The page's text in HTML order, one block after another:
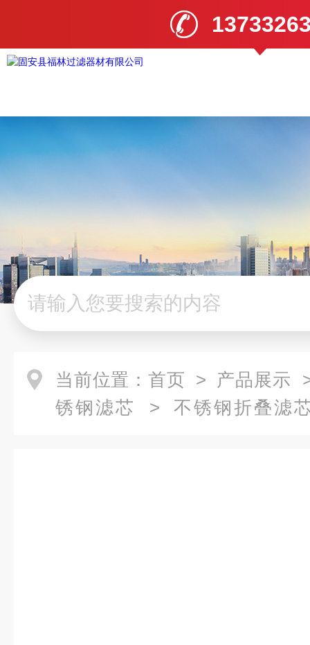
当前位置： 首页 > 产品展示
锈钢滤芯
> 不锈钢折叠滤